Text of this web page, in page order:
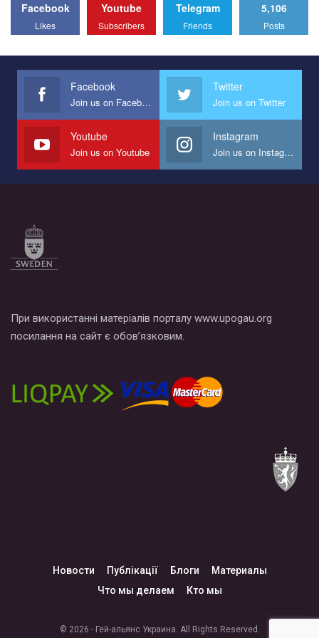
Facebook
Likes
Youtube
Subscribers
Telegram
Friends
5,106
Posts
Facebook
Join us on Facebook
Twitter
Join us on Twitter
Youtube
Join us on Youtube
Instagram
Join us on Instagram
При використанні матеріалів порталу www.upogau.org
посилання на сайт є обов’язковим.
Новости Публікації Блоги
Материалы
Что мы делаем
Кто мы
© 2026 - Гей-альянс Украина. All Rights Reserved.